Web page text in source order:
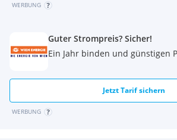
WERBUNG
Guter Strompreis? Sicher!
Ein Jahr binden und günstigen
Jetzt Tarif sichern
WERBUNG